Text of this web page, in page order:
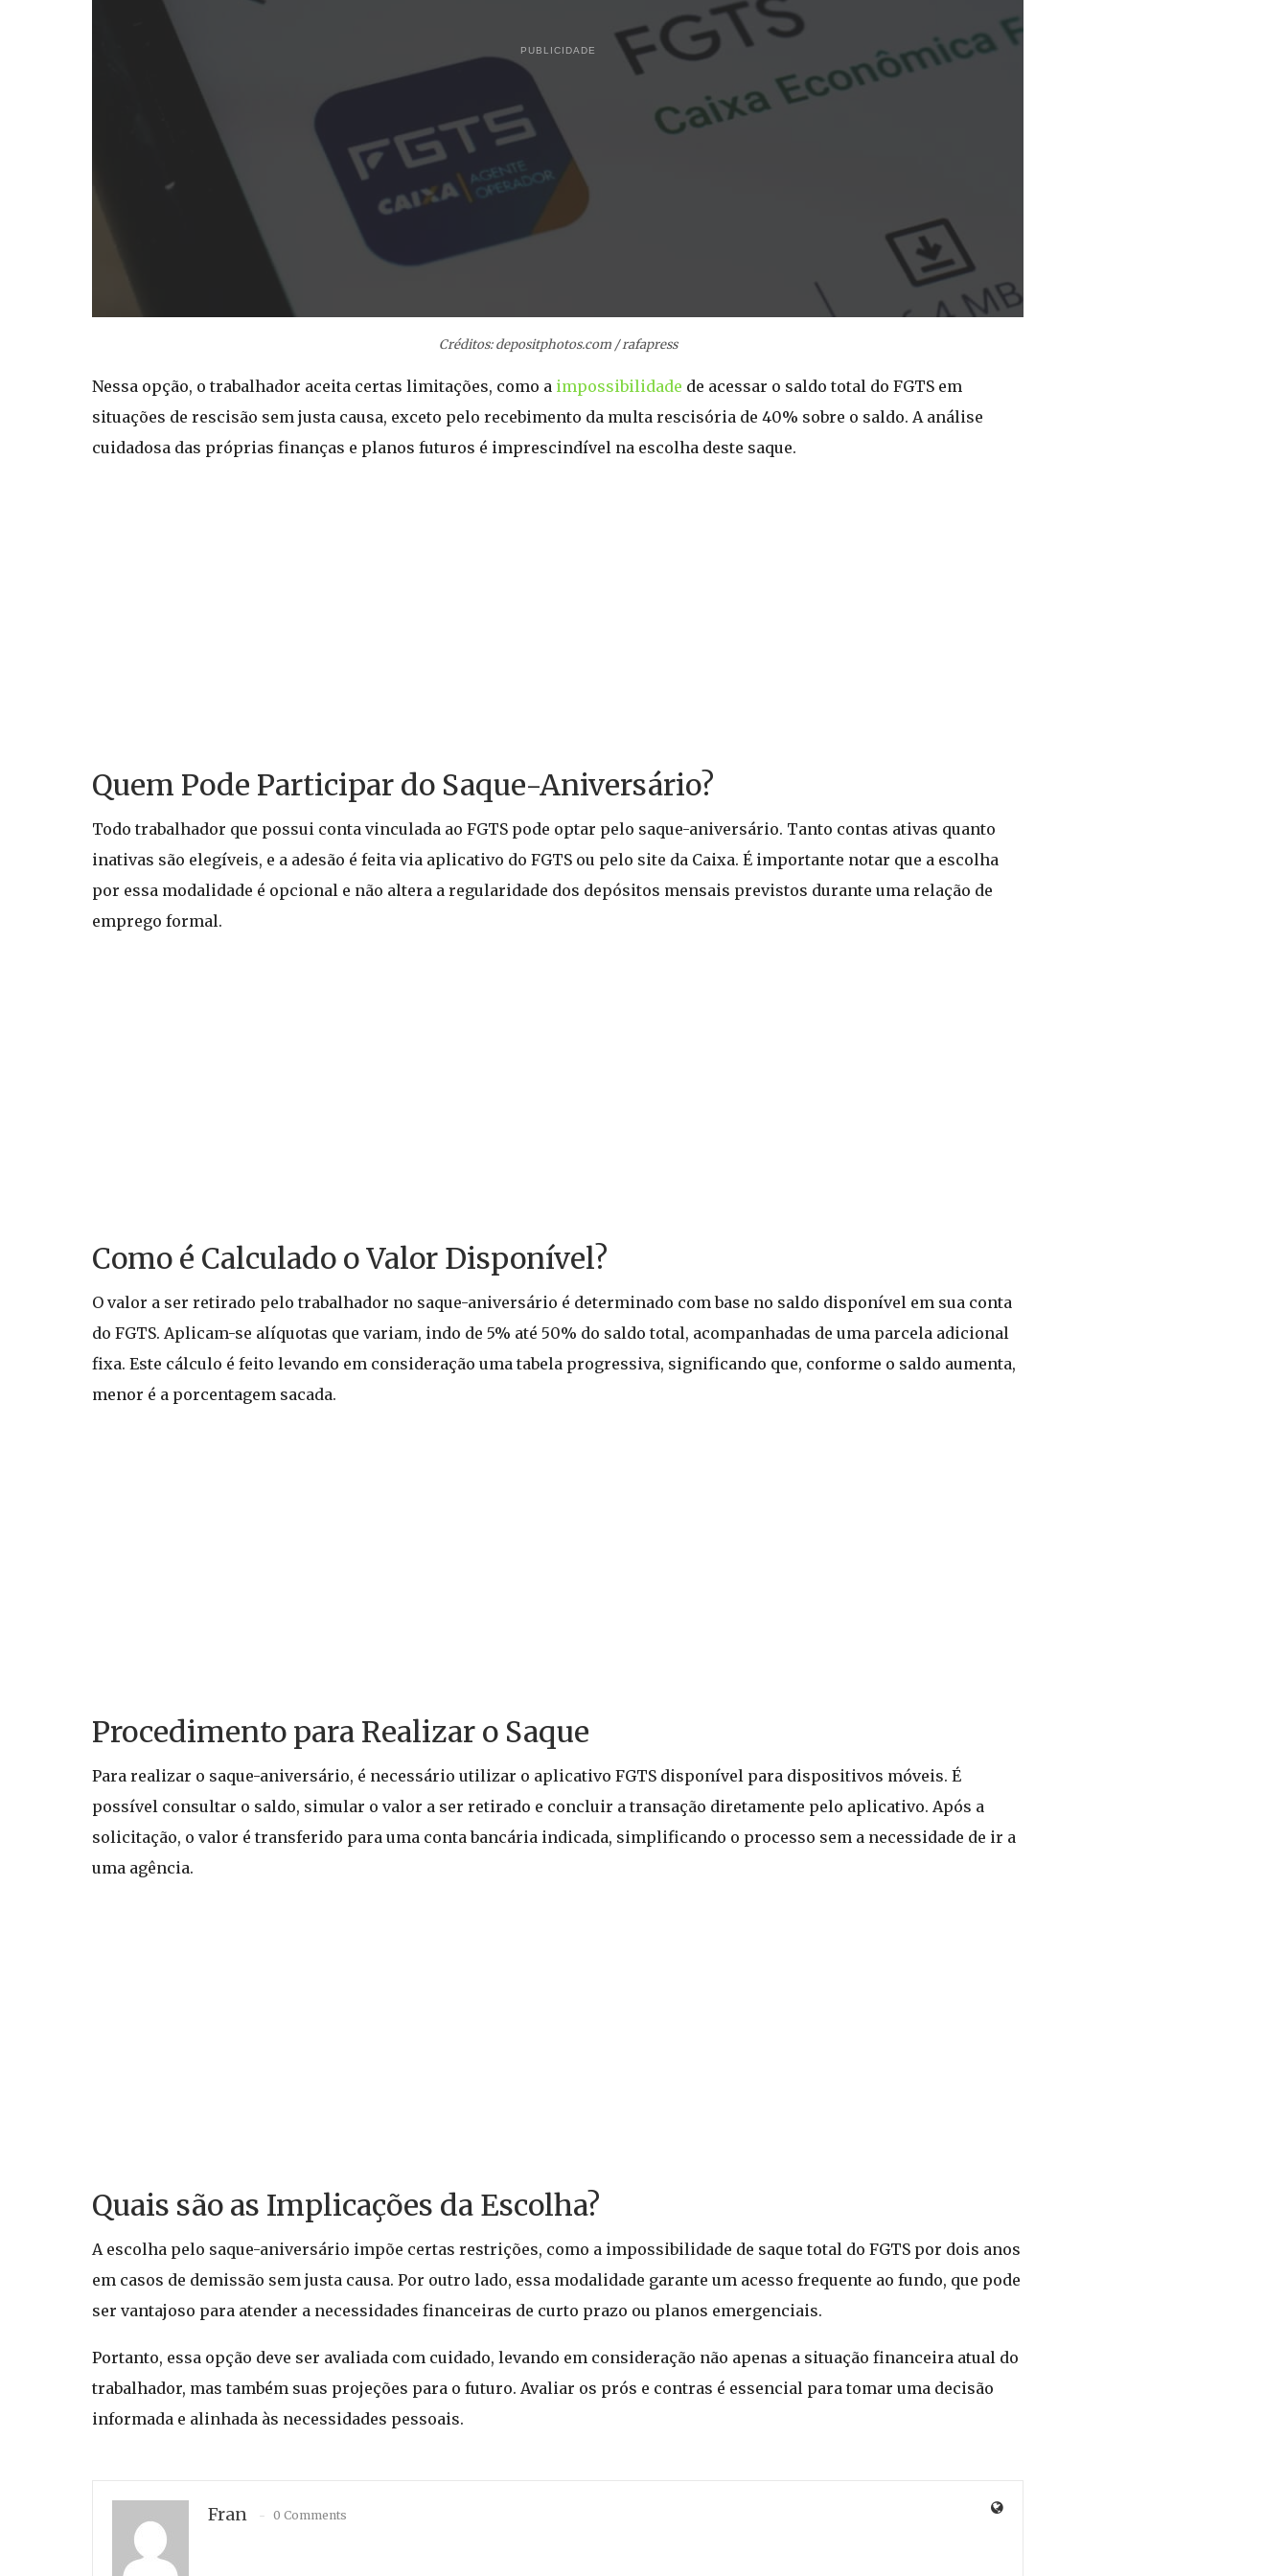
PUBLICIDADE
Créditos: depositphotos.com / rafapress
Nessa opção, o trabalhador aceita certas limitações, como a impossibilidade de acessar o saldo total do FGTS em
situações de rescisão sem justa causa, exceto pelo recebimento da multa rescisória de 40% sobre o saldo. A análise
cuidadosa das próprias finanças e planos futuros é imprescindível na escolha deste saque.
Quem Pode Participar do Saque-Aniversário?
Todo trabalhador que possui conta vinculada ao FGTS pode optar pelo saque-aniversário. Tanto contas ativas quanto
inativas são elegíveis, e a adesão é feita via aplicativo do FGTS ou pelo site da Caixa. É importante notar que a escolha
por essa modalidade é opcional e não altera a regularidade dos depósitos mensais previstos durante uma relação de
emprego formal.
Como é Calculado o Valor Disponível?
O valor a ser retirado pelo trabalhador no saque-aniversário é determinado com base no saldo disponível em sua conta
do FGTS. Aplicam-se alíquotas que variam, indo de 5% até 50% do saldo total, acompanhadas de uma parcela adicional
fixa. Este cálculo é feito levando em consideração uma tabela progressiva, significando que, conforme o saldo aumenta,
menor é a porcentagem sacada.
Procedimento para Realizar o Saque
Para realizar o saque-aniversário, é necessário utilizar o aplicativo FGTS disponível para dispositivos móveis. É
possível consultar o saldo, simular o valor a ser retirado e concluir a transação diretamente pelo aplicativo. Após a
solicitação, o valor é transferido para uma conta bancária indicada, simplificando o processo sem a necessidade de ir a
uma agência.
Quais são as Implicações da Escolha?
A escolha pelo saque-aniversário impõe certas restrições, como a impossibilidade de saque total do FGTS por dois anos
em casos de demissão sem justa causa. Por outro lado, essa modalidade garante um acesso frequente ao fundo, que pode
ser vantajoso para atender a necessidades financeiras de curto prazo ou planos emergenciais.
Portanto, essa opção deve ser avaliada com cuidado, levando em consideração não apenas a situação financeira atual do
trabalhador, mas também suas projeções para o futuro. Avaliar os prós e contras é essencial para tomar uma decisão
informada e alinhada às necessidades pessoais.
Fran 0 Comments